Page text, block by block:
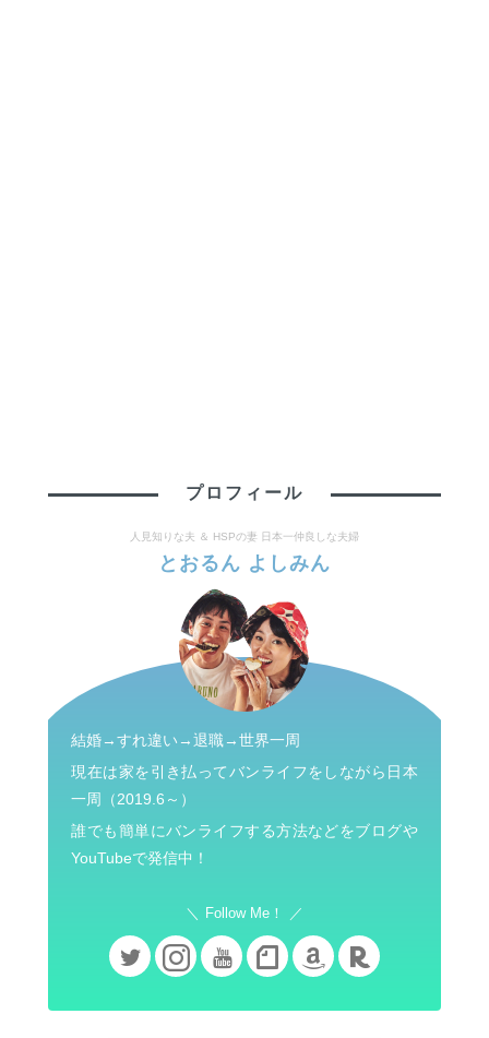
プロフィール
人見知りな夫 ＆ HSPの妻 日本一仲良しな夫婦
とおるん よしみん
結婚→すれ違い→退職→世界一周
現在は家を引き払ってバンライフをしながら日本
一周（2019.6～）
誰でも簡単にバンライフする方法などをブログや
YouTubeで発信中！
Follow Me！